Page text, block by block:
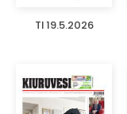
TI 19.5.2026